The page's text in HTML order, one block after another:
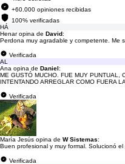
+60.000 opiniones recibidas
100% verificadas
HÁ
Henar opina de David:
Perdona muy agradable y competente. Me
Verificada
AL
Ana opina de Daniel:
ME GUSTÓ MUCHO. FUE MUY PUNTUAL,
INTENTANDO ARREGLAR COMO FUERA
Verificada
María Jesús opina de W Sistemas:
Buen profesional y muy formal. Solucionó
Verificada